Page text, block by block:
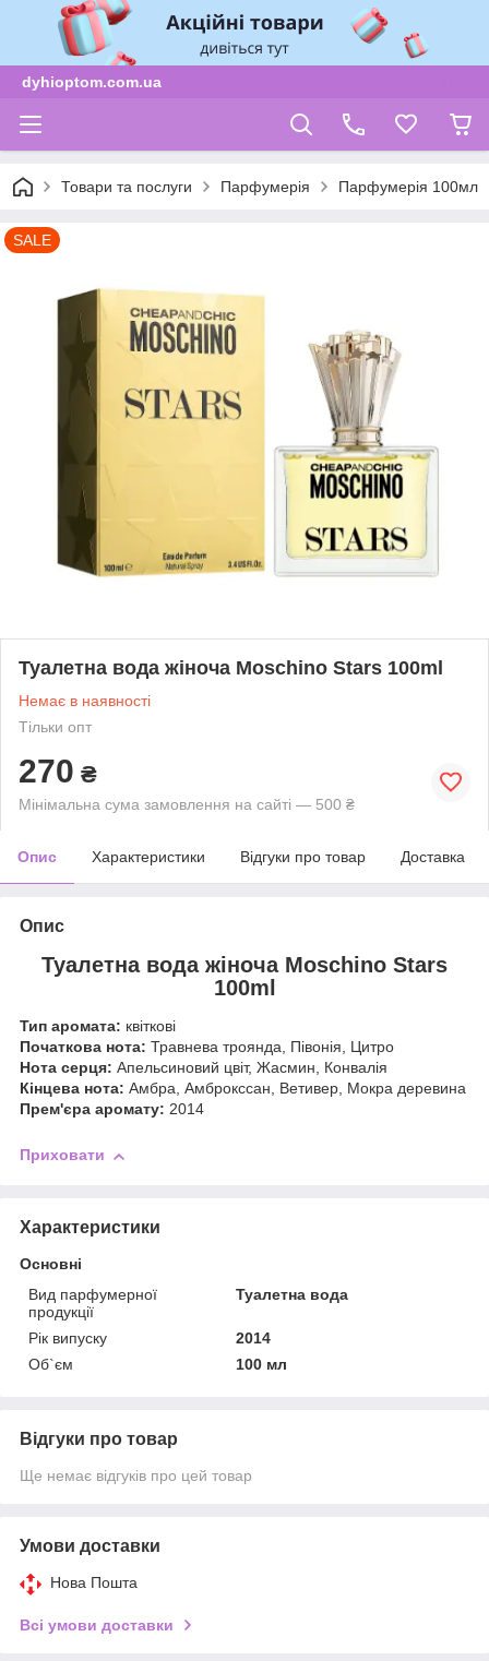
dyhioptom.com.ua
Товари та послуги Парфумерія Парфумерія 100мл
SALE
Туалетна вода жіноча Moschino Stars 100ml
Немає в наявності
Тільки опт
270 ₴
Мінімальна сума замовлення на сайті — 500 ₴
Опис Характеристики Відгуки про товар Доставка
Опис
Туалетна вода жіноча Moschino Stars
100ml
Тип аромата: квіткові
Початкова нота: Травнева троянда, Півонія, Цитро
Нота серця: Апельсиновий цвіт, Жасмин, Конвалія
Кінцева нота: Амбра, Амброкссан, Ветивер, Мокра деревина
Прем'єра аромату: 2014
Приховати
Характеристики
Основні
Вид парфумерної
продукції
Туалетна вода
Рік випуску
2014
Об`єм
100 мл
Відгуки про товар
Ще немає відгуків про цей товар
Умови доставки
Нова Пошта
Всі умови доставки